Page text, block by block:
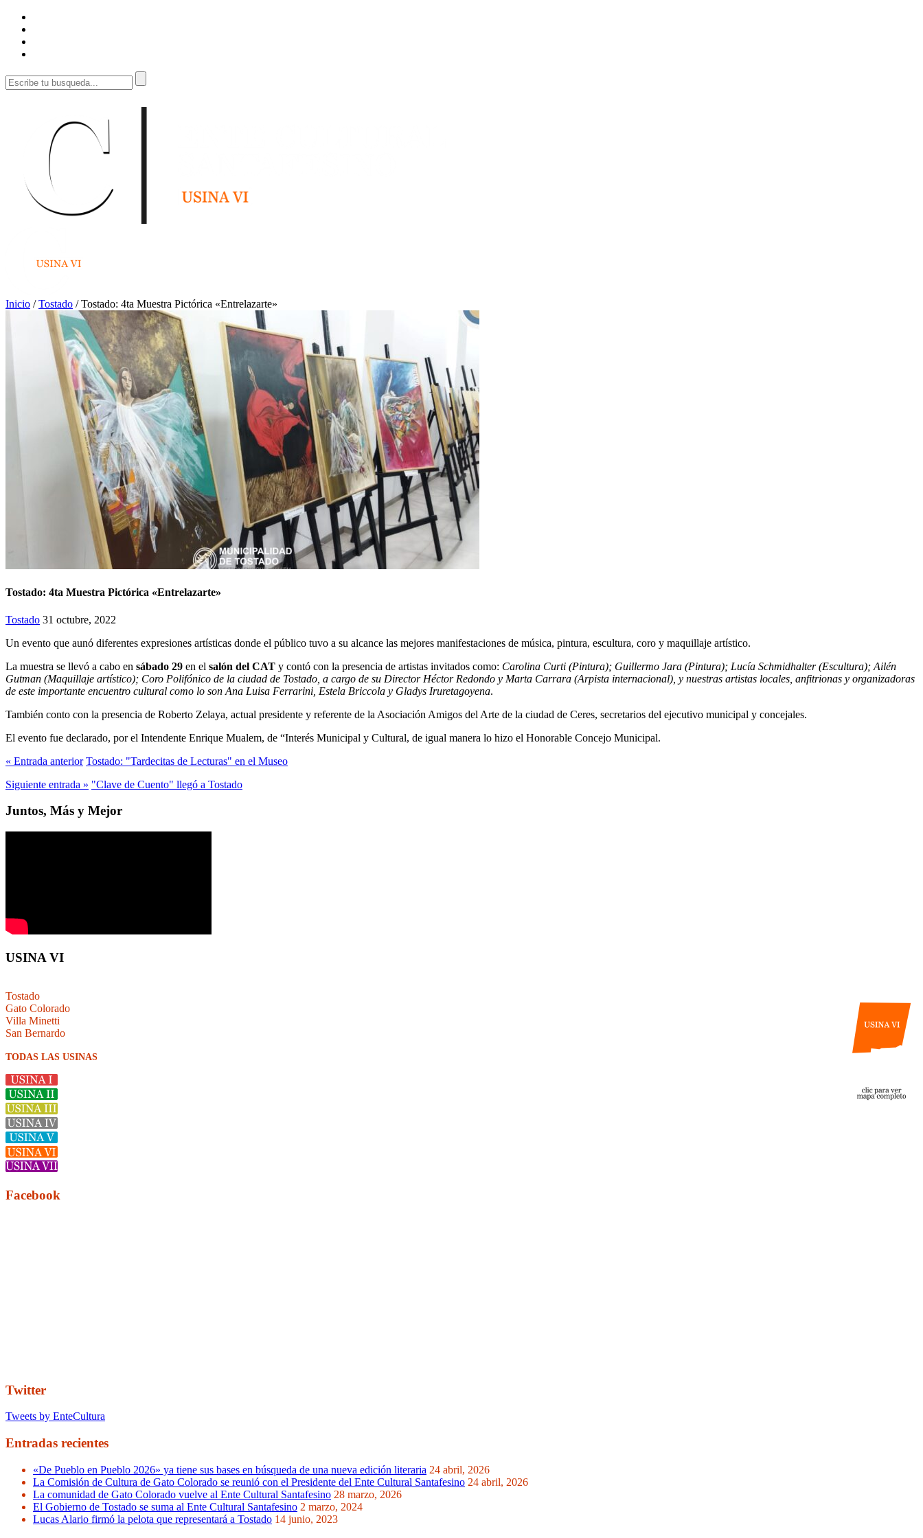
Inicio /Tostado /Tostado: 4ta Muestra Pictórica «Entrelazarte»
Tostado: 4ta Muestra Pictórica «Entrelazarte»
Tostado 31 octubre, 2022
Un evento que aunó diferentes expresiones artísticas donde el público tuvo a su alcance las mejores manifestaciones de música, pintura, escultura, coro y maquillaje artístico.
La muestra se llevó a cabo en sábado 29 en el salón del CAT y contó con la presencia de artistas invitados como: Carolina Curti (Pintura); Guillermo Jara (Pintura); Lucía Schmidhalter (Escultura); Ailén
Gutman (Maquillaje artístico); Coro Polifónico de la ciudad de Tostado, a cargo de su Director Héctor Redondo y Marta Carrara (Arpista internacional), y nuestras artistas locales, anfitrionas y organizadoras
de este importante encuentro cultural como lo son Ana Luisa Ferrarini, Estela Briccola y Gladys Iruretagoyena.
También conto con la presencia de Roberto Zelaya, actual presidente y referente de la Asociación Amigos del Arte de la ciudad de Ceres, secretarios del ejecutivo municipal y concejales.
El evento fue declarado, por el Intendente Enrique Mualem, de “Interés Municipal y Cultural, de igual manera lo hizo el Honorable Concejo Municipal.
« Entrada anterior Tostado: "Tardecitas de Lecturas" en el Museo
Siguiente entrada » "Clave de Cuento" llegó a Tostado
Juntos, Más y Mejor
USINA VI
Tostado
Gato Colorado
Villa Minetti
San Bernardo
TODAS LAS USINAS
Facebook
Twitter
Tweets by EnteCultura
Entradas recientes
«De Pueblo en Pueblo 2026» ya tiene sus bases en búsqueda de una nueva edición literaria 24 abril, 2026
La Comisión de Cultura de Gato Colorado se reunió con el Presidente del Ente Cultural Santafesino 24 abril, 2026
La comunidad de Gato Colorado vuelve al Ente Cultural Santafesino 28 marzo, 2026
El Gobierno de Tostado se suma al Ente Cultural Santafesino 2 marzo, 2024
Lucas Alario firmó la pelota que representará a Tostado 14 junio, 2023